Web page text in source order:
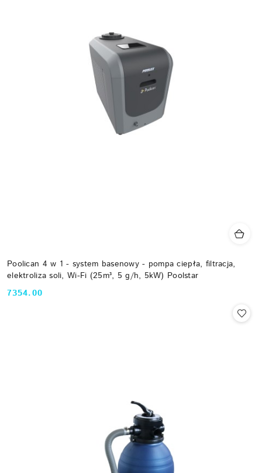
Poolican 4 w 1 - system basenowy - pompa ciepła, filtracja,
elektroliza soli, Wi-Fi (25m³, 5 g/h, 5kW) Poolstar
Cena:
7354.00